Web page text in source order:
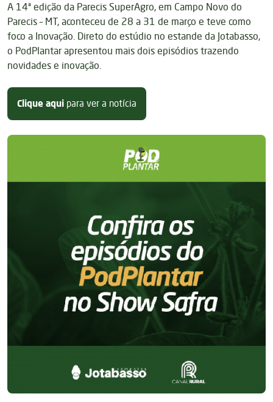
A 14ª edição da Parecis SuperAgro, em Campo Novo do
Parecis – MT, aconteceu de 28 a 31 de março e teve como
foco a Inovação. Direto do estúdio no estande da Jotabasso,
o PodPlantar apresentou mais dois episódios trazendo
novidades e inovação.
Clique aqui para ver a notícia